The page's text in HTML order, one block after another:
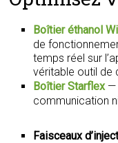
Boîtier éthanol
de
temps réel sur
véritable outil de
Boîtier Starflex—
communication
Faisceaux